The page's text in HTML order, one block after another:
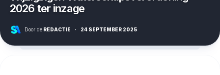
2026 ter inzage
Door de REDACTIE · 24 SEPTEMBER 2025